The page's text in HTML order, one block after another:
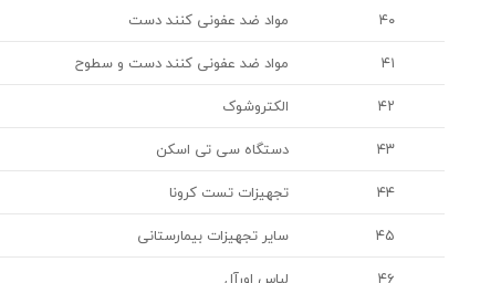
۴۰
مواد ضد عفونی کنند دست
مواد ضد عفونی کنند دست و سطوح
الکتروشوک
۴۳
دستگاه سی تی اسکن
۴۴
تجهیزات تست کرونا
سایر تجهیزات بیمارستانی
لباس اورآل